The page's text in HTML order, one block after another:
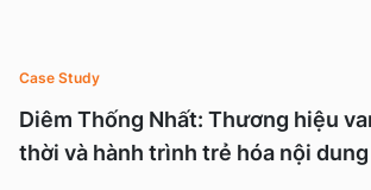
Diêm Thống Nhất: Thương hiệu
thời và hành trình trẻ hóa nội dung
Case Study